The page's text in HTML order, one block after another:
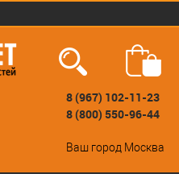
8 (967) 102-11-23
8 (800) 550-96-44
Ваш город Москва